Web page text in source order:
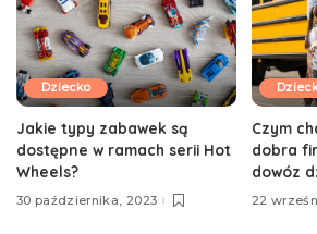
Dziecko
Jakie typy zabawek są
dostępne w ramach serii Hot
Wheels?
30 października, 2023
Czym
dobra
dowóz
22